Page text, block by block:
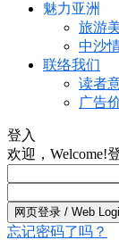
魅力亚洲
旅游
中沙
联络我们
读者
广告
登入
欢迎，Welcome!
忘记密码了吗？